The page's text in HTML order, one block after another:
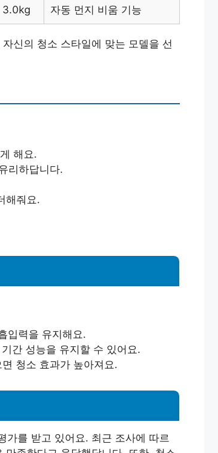
3.0kg 자동 먼지 비움 기능
신의 청소 스타일에 맞는 모델을 선
해요.
리하답니다.
해줘요.
입력을 유지해요.
간 성능을 유지할 수 있어요.
청소 효과가 높아져요.
가를 받고 있어요. 최근 조사에 따르